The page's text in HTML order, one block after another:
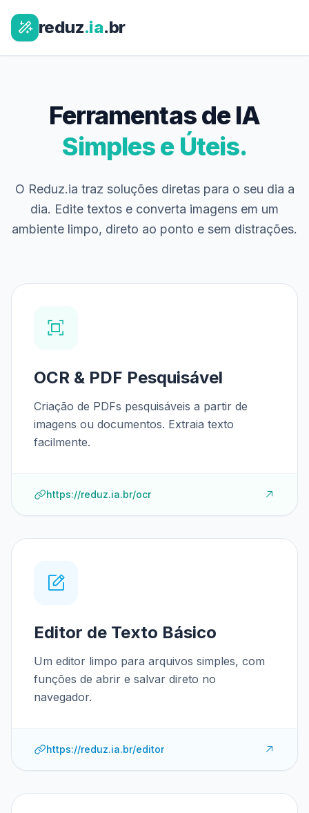
reduz.ia.br
Ferramentas de IA
Simples e Úteis.
O Reduz.ia traz soluções diretas para o seu dia a
dia. Edite textos e converta imagens em um
ambiente limpo, direto ao ponto e sem distrações.
OCR & PDF Pesquisável
Criação de PDFs pesquisáveis a partir de
imagens ou documentos. Extraia texto
facilmente.
https://reduz.ia.br/ocr
Editor de Texto Básico
Um editor limpo para arquivos simples, com
funções de abrir e salvar direto no
navegador.
https://reduz.ia.br/editor